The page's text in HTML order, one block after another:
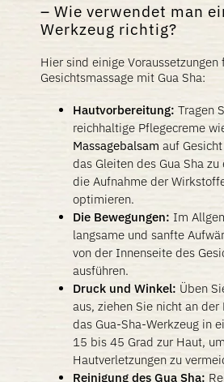
Wie verwendet man
Werkzeug richtig?
Hier sind einige Voraussetzungen
Gesichtsmassage mit Gua Sha:
Hautvorbereitung: Tragen
reichhaltige Pflegecreme
Massagebalsam auf
das Gleiten des Gua Sha
die Aufnahme der
optimieren.
Die Bewegungen: Im
langsame und sanfte
von der Innenseite des
ausführen.
Druck und Winkel: Üben
aus, ziehen Sie nicht an
das Gua-Sha-Werkzeug in
15 bis 45 Grad zur Haut, um
Hautverletzungen zu
Reinigung des Gua Sha: